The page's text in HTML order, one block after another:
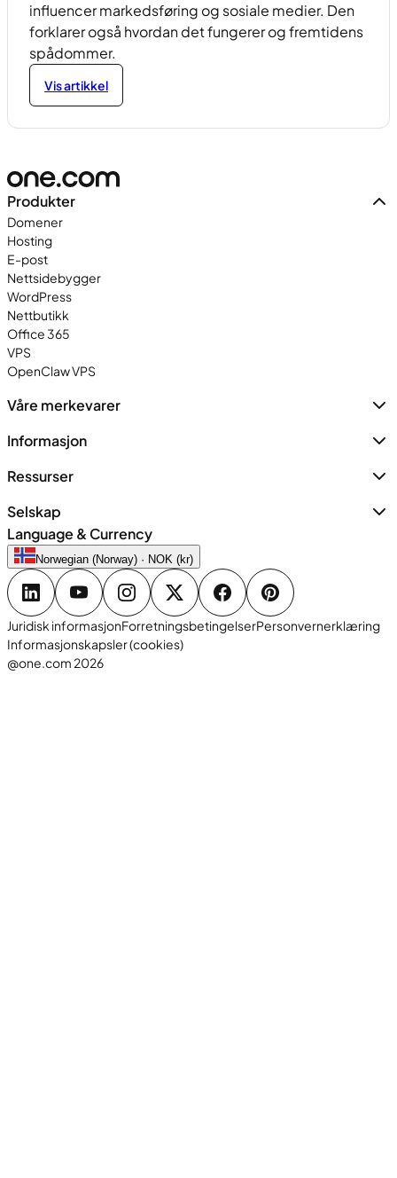
influencer markedsføring og sosiale medier. Den
forklarer også hvordan det fungerer og fremtidens
spådommer.
Vis artikkel
Produkter
Domener
Hosting
E-post
Nettsidebygger
WordPress
Nettbutikk
Office 365
VPS
OpenClaw VPS
Våre merkevarer
Informasjon
Ressurser
Selskap
Language & Currency
Norwegian (Norway) · NOK (kr)
Juridisk informasjonForretningsbetingelserPersonvernerklæring
Informasjonskapsler (cookies)
@one.com 2026